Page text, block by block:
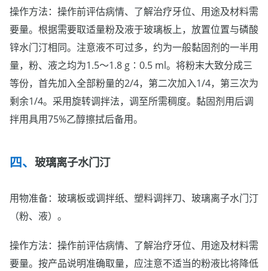
操作方法：操作前评估病情、了解治疗牙位、用途及材料需
要量。根据需要取适量粉及液于玻璃板上，放置位置与磷酸
锌水门汀相同。注意液不可过多，约为一般黏固剂的一半用
量，粉、液之均为1.5～1.8 g∶0.5 ml。将粉末大致分成三
等份，首先加入全部粉量的2/4，第二次加入1/4，第三次为
剩余1/4。采用旋转调拌法，调至所需稠度。黏固剂用后调
拌用具用75%乙醇擦拭后备用。
玻璃离子水门汀
用物准备：玻璃板或调拌纸、塑料调拌刀、玻璃离子水门汀
（粉、液）。
操作方法：操作前评估病情、了解治疗牙位、用途及材料需
要量。按产品说明准确取量，应注意不适当的粉液比将降低